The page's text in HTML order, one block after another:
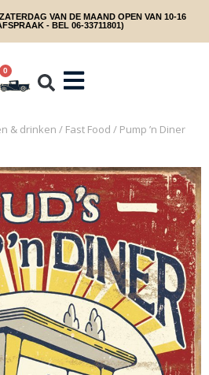
VAN DE MAAND OPEN VAN 10-16
- BEL 06-33711801)
0
& drinken / Fast Food / Pump ’n Diner